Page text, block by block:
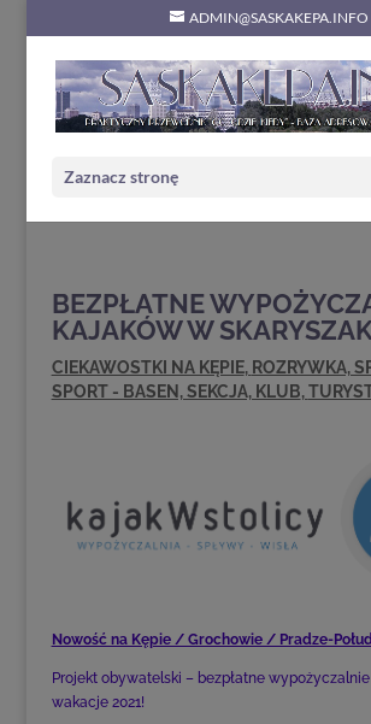
ADMIN@SASKAKEPA.INFO
Zaznacz stronę
BEZPŁATNE
KAJAKÓW W
CIEKAWOSTKI NA KĘPIE, ROZRYWKA,
SPORT - BASEN, SEKCJA, KLUB,
Nowość na Kępie / Grochowie / Pradze-
Projekt obywatelski – bezpłatne
wakacje 2021!